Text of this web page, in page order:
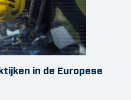
in de Europese